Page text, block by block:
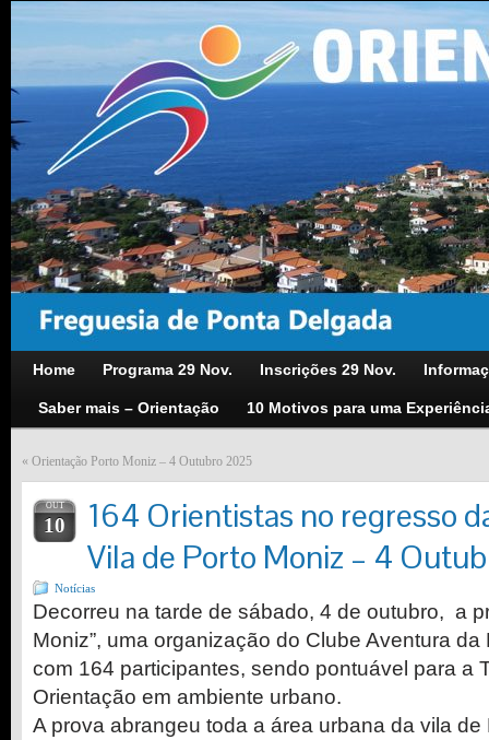
Home Programa 29 Nov. Inscrições 29 Nov.
Saber mais – Orientação 10 Motivos para uma
« Orientação Porto Moniz – 4 Outubro 2025
OUT
10
164 Orientistas no regresso
Vila de Porto Moniz – 4
Notícias
Decorreu na tarde de sábado, 4 de outubro, a
Moniz”, uma organização do Clube Aventura
com 164 participantes, sendo pontuável para a
Orientação em ambiente urbano.
A prova abrangeu toda a área urbana da vila